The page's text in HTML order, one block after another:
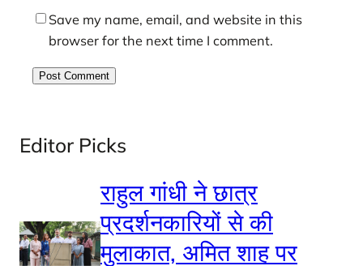
Save my name, email, and website in this
browser for the next time I comment.
Editor Picks
राहुल गांधी ने छात्र
प्रदर्शनकारियों से की
मुलाकात, अमित शाह पर